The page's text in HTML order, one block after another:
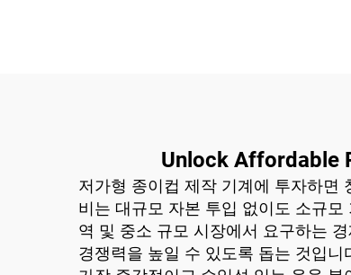
Unlock Affordable
저가형 종이컵 제작 기계에 투자하면
비는 대규모 자본 투입 없이도 소규
역 및 중소 규모 시장에서 요구하는
경쟁력을 높일 수 있도록 돕는 것입니